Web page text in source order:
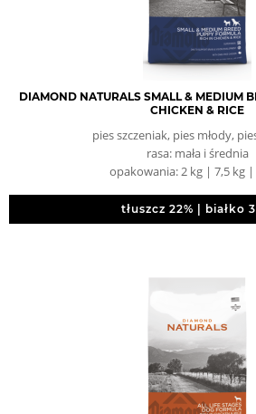
DIAMOND NATURALS SMALL & MEDIUM
CHICKEN & RICE
pies szczeniak, pies młody,
rasa: mała i średnia
opakowania: 2 kg | 7,5 kg |
tłuszcz 22% | białko